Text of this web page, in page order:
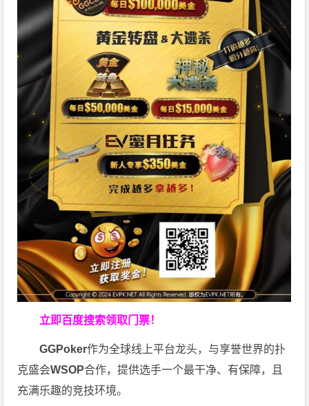
立即百度搜索领取门票！
GGPoker作为全球线上平台龙头，与享誉世界的扑
克盛会WSOP合作，提供选手一个最干净、有保障，且
充满乐趣的竞技环境。